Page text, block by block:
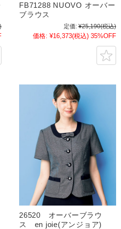
FB71288 NUOVO オーバー
ブラウス
定価: ¥25,190(税込)
価格: ¥16,373(税込) 35%OFF
26520 オーバーブラウ
ス en joie(アンジョア)